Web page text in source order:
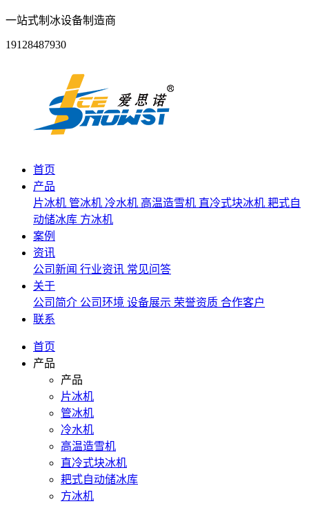
一站式制冰设备制造商
19128487930
首页
产品
片冰机 管冰机 冷水机 高温造雪机 直冷式块冰机 耙式自
动储冰库 方冰机
案例
资讯
公司新闻 行业资讯 常见问答
关于
公司简介 公司环境 设备展示 荣誉资质 合作客户
联系
首页
产品
产品
片冰机
管冰机
冷水机
高温造雪机
直冷式块冰机
耙式自动储冰库
方冰机